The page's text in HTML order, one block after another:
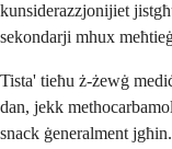
kunsiderazzjonijiet
sekondarji mhux
Tista' tieħu ż-żewġ
dan, jekk
snack ġeneralment